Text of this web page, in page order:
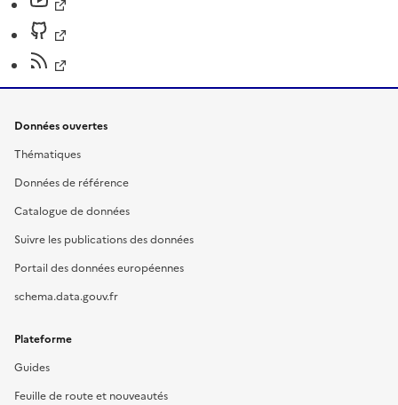
Données ouvertes
Thématiques
Données de référence
Catalogue de données
Suivre les publications des données
Portail des données européennes
schema.data.gouv.fr
Plateforme
Guides
Feuille de route et nouveautés